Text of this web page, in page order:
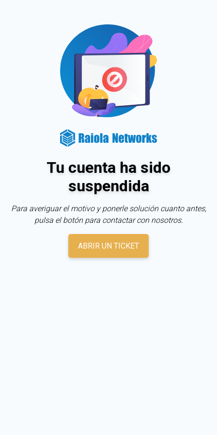
Tu cuenta ha sido
suspendida
Para averiguar el motivo y ponerle solución cuanto antes,
pulsa el botón para contactar con nosotros.
ABRIR UN TICKET